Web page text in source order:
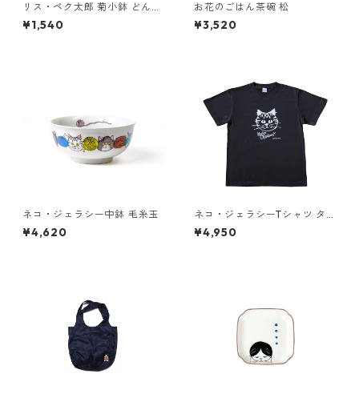
リス・ペク太郎 菊小鉢 どんぐ
り（ピンク）
¥1,540
お花のごはん茶碗 松
¥3,520
ネコ・ジェラシー中鉢 毛糸玉
¥4,620
ネコ・ジェラシーTシャツ タビ
ー（スミ）
¥4,950